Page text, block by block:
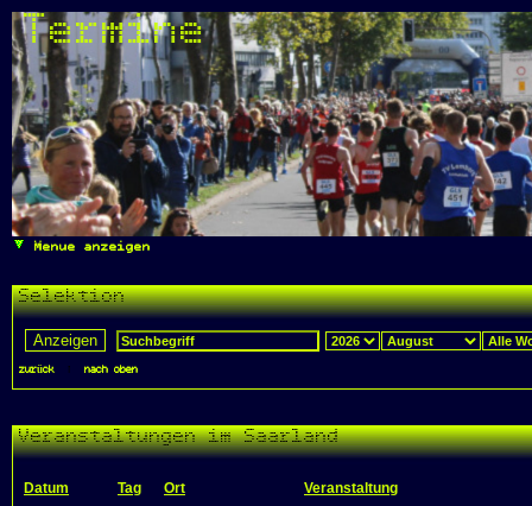
Termine
Menue anzeigen
Selektion
zurück nach oben
Veranstaltungen im Saarland
Datum Tag Ort
Veranstaltung